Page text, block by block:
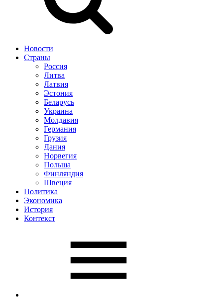
Новости
Страны
Россия
Литва
Латвия
Эстония
Беларусь
Украина
Молдавия
Германия
Грузия
Дания
Норвегия
Польша
Финляндия
Швеция
Политика
Экономика
История
Контекст